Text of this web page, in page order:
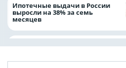
Ипотечные выдачи в России
выросли на 38% за семь
месяцев